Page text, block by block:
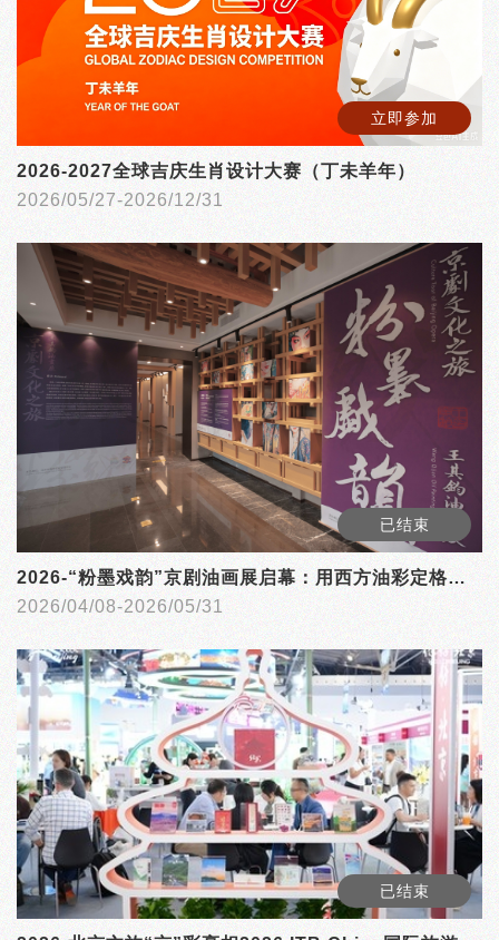
立即参加
2026-2027全球吉庆生肖设计大赛（丁未羊年）
2026/05/27-2026/12/31
已结束
2026-“粉墨戏韵”京剧油画展启幕：用西方油彩定格东方国粹的永恒瞬间
2026/04/08-2026/05/31
已结束